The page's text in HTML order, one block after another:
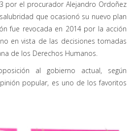
por el procurador Alejandro Ordoñez
que ocasionó su nuevo plan
fue revocada en 2014 por la acción
en vista de las decisiones tomadas
de los Derechos Humanos.
al gobierno actual, según
popular, es uno de los favoritos